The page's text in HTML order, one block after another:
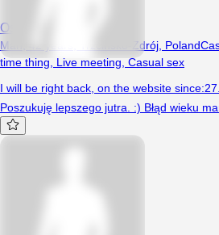
Oskar9419
Man, 42 years, Trzcińsko-Zdrój, Poland
time thing
Live meeting Casual sex
I will be right back on the website since:
Poszukuję lepszego jutra. :) Błąd wieku